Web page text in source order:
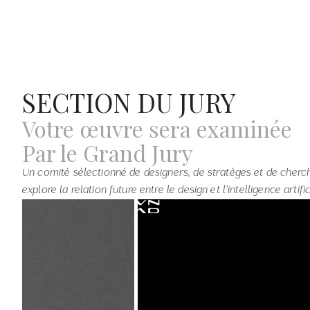
SECTION DU JURY
Votre œuvre sera examinée
Par le Grand Jury
Un comité sélectionné de designers, de stratèges et de
explore la relation future entre le design et l'intelligence